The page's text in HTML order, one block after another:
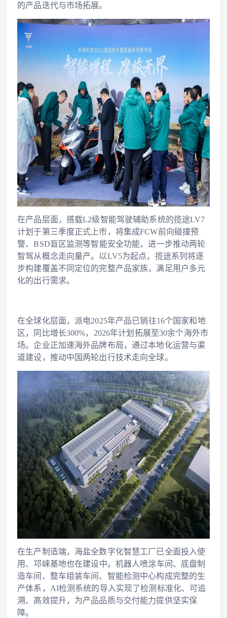
的产品迭代与市场拓展。
在产品层面，搭载L2级智能驾驶辅助系统的揽途LV7
计划于第三季度正式上市，将集成FCW前向碰撞预
警、BSD盲区监测等智能安全功能，进一步推动两轮
智驾从概念走向量产。以LV5为起点，揽途系列将逐
步构建覆盖不同定位的完整产品家族，满足用户多元
化的出行需求。
在全球化层面，派电2025年产品已销往16个国家和地
区，同比增长300%，2026年计划拓展至30余个海外市
场。企业正加速海外品牌布局，通过本地化运营与渠
道建设，推动中国两轮出行技术走向全球。
在生产制造端，海盐全数字化智慧工厂已全面投入使
用 、邛崃基地也在建设中。机器人喷涂车间、底盘制
造车间、整车组装车间、智能检测中心构成完整的生
产体系，AI检测系统的导入实现了检测标准化、可追
溯、高效提升，为产品品质与交付能力提供坚实保
障。